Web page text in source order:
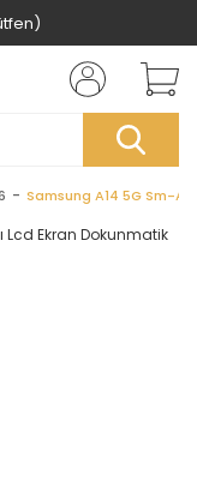
Samsung A14 5G Sm-